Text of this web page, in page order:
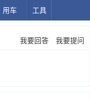
用车 工具
我要回答 我要提问